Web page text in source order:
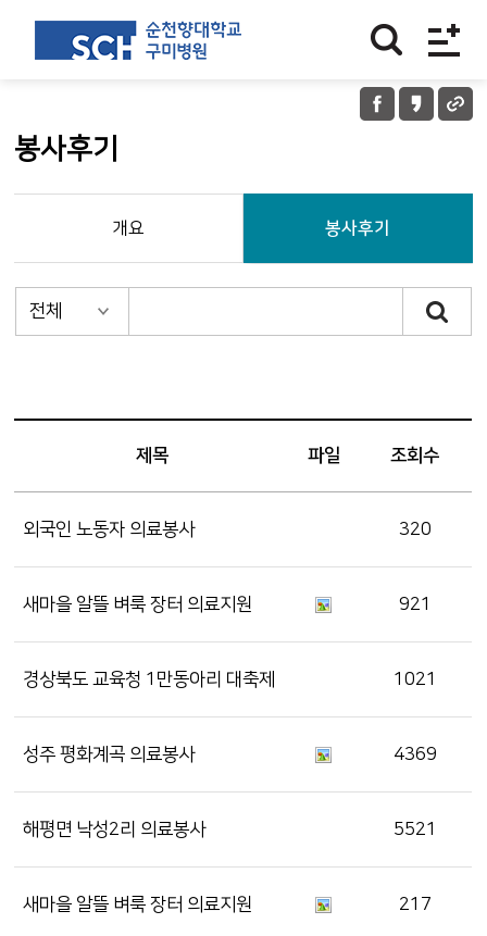
봉사후기
개요 봉사후기
제목 파일 조회수
외국인 노동자 의료봉사 320
새마을 알뜰 벼룩 장터 의료지원 921
경상북도 교육청 1만동아리 대축제 1021
성주 평화계곡 의료봉사 4369
해평면 낙성2리 의료봉사 5521
새마을 알뜰 벼룩 장터 의료지원 217